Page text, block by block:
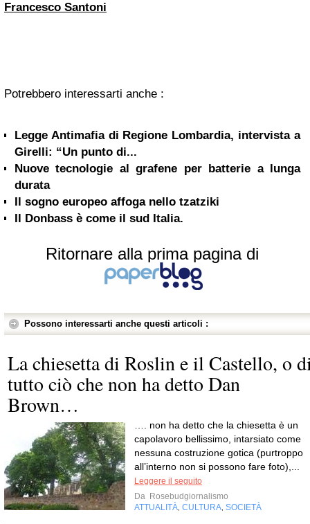
Francesco Santoni
Potrebbero interessarti anche :
Legge Antimafia di Regione Lombardia, intervista a
Girelli: “Un punto di...
Nuove tecnologie al grafene per batterie a lunga
durata
Il sogno europeo affoga nello tzatziki
Il Donbass è come il sud Italia.
Ritornare alla prima pagina di
Possono interessarti anche questi articoli :
La chiesetta di Roslin e il Castello, o
tutto ciò che non ha detto Dan
Brown…
…. non ha detto che la chiesetta è un
capolavoro bellissimo, intarsiato come
nessuna costruzione gotica (purtroppo
all’interno non si possono fare foto),...
Leggere il seguito
Da Rosebudgiornalismo
ATTUALITÀ CULTURA SOCIETÀ